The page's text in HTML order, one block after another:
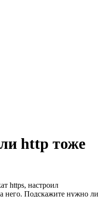
http тоже
https, настроил
него. Подскажите нужно ли